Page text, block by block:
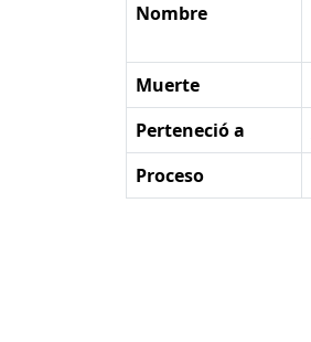
Nombre
Muerte
Perteneció a
Proceso